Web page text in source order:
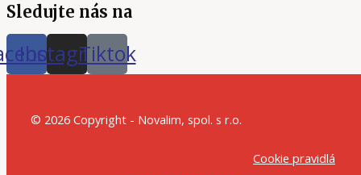
Sledujte nás na
Instagram
Tiktok
© 2026 Copyright - Novalim, spol. s r.o.
Cookie pravidlá